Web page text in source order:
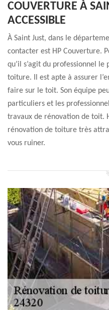
COUVERTURE À
ACCESSIBLE
À Saint Just, dans le
contacter est HP Couverture.
qu’il s’agit du professionnel
toiture. Il est apte à assurer
faire sur le toit. Son équipe
particuliers et les
travaux de rénovation de toit.
rénovation de toiture très
vous ruiner.